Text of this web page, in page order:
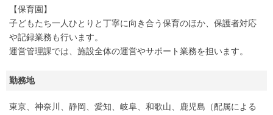
【保育園】
子どもたち一人ひとりと丁寧に向き合う保育のほか、保護者対応
や記録業務も行います。
運営管理課では、施設全体の運営やサポート業務を担います。
勤務地
東京、神奈川、静岡、愛知、岐阜、和歌山、鹿児島（配属による